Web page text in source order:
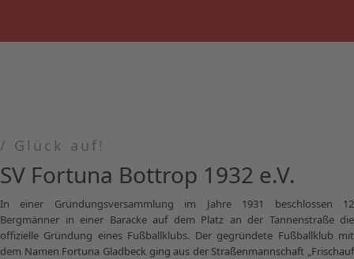
/ Glück auf!
SV Fortuna Bottrop 1932 e.V.
In einer Gründungsversammlung im Jahre 1931 beschlossen 12
Bergmänner in einer Baracke auf dem Platz an der Tannenstraße die
offizielle Gründung eines Fußballklubs. Der gegründete Fußballklub mit
dem Namen Fortuna Gladbeck ging aus der Straßenmannschaft „Frischauf